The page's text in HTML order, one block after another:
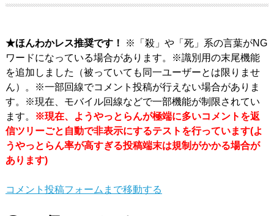
★ほんわかレス推奨です！
※「殺」や「死」系の言葉がNG
ワードになっている場合があります。※識別用の末尾機能
を追加しました（被っていても同一ユーザーとは限りませ
ん）。※一部回線でコメント投稿が行えない場合がありま
す。※現在、モバイル回線などで一部機能が制限されてい
ます。
※現在、ようやっとらんが極端に多いコメントを返
信ツリーごと自動で非表示にするテストを行っています(よ
うやっとらん率が高すぎる投稿端末は規制がかかる場合が
あります)
コメント投稿フォームまで移動する